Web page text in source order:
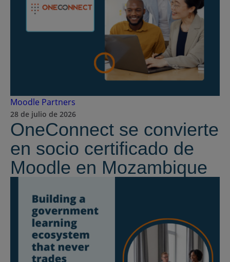
Moodle Partners
28 de julio de 2026
OneConnect se convierte
en socio certificado de
Moodle en Mozambique